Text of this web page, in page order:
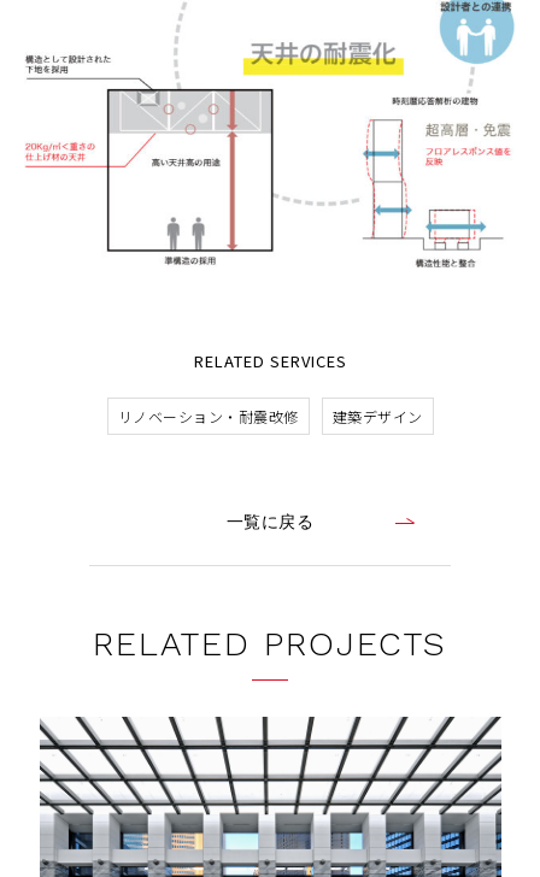
RELATED SERVICES
リノベーション・耐震改修 建築デザイン
一覧に戻る
RELATED PROJECTS